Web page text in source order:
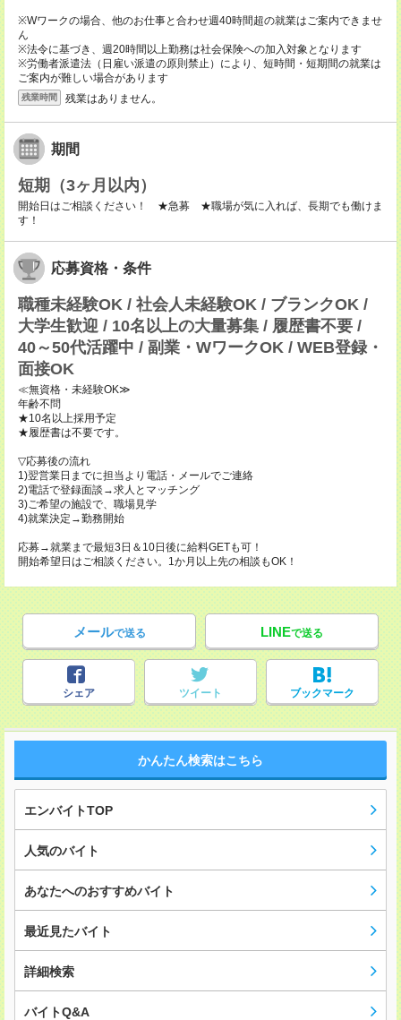
※Wワークの場合、他のお仕事と合わせ週40時間超の就業はご案内できませ
ん
※法令に基づき、週20時間以上勤務は社会保険への加入対象となります
※労働者派遣法（日雇い派遣の原則禁止）により、短時間・短期間の就業は
ご案内が難しい場合があります
残業時間 残業はありません。
期間
短期（3ヶ月以内）
開始日はご相談ください！ ★急募 ★職場が気に入れば、長期でも働けま
す！
応募資格・条件
職種未経験OK / 社会人未経験OK / ブランクOK /
大学生歓迎 / 10名以上の大量募集 / 履歴書不要 /
40～50代活躍中 / 副業・WワークOK / WEB登録・
面接OK
≪無資格・未経験OK≫
年齢不問
★10名以上採用予定
★履歴書は不要です。
▽応募後の流れ
1)翌営業日までに担当より電話・メールでご連絡
2)電話で登録面談→求人とマッチング
3)ご希望の施設で、職場見学
4)就業決定→勤務開始
応募→就業まで最短3日＆10日後に給料GETも可！
開始希望日はご相談ください。1か月以上先の相談もOK！
メールで送る LINEで送る
シェア ツイート ブックマーク
かんたん検索はこちら
エンバイトTOP
人気のバイト
あなたへのおすすめバイト
最近見たバイト
詳細検索
バイトQ&A